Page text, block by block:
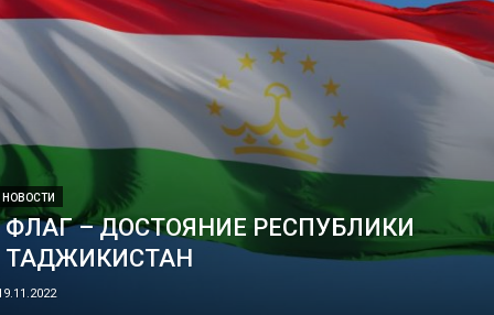
НОВОСТИ
ФЛАГ – ДОСТОЯНИЕ РЕСПУБЛИКИ
ТАДЖИКИСТАН